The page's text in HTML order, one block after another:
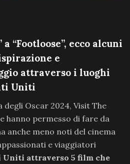
“Footloose”, ecco alcuni
e
attraverso i luoghi
Uniti
Oscar 2024, Visit The
hanno permesso di fare da
anche meno noti del cinema
e viaggiatori
attraverso 5 film che